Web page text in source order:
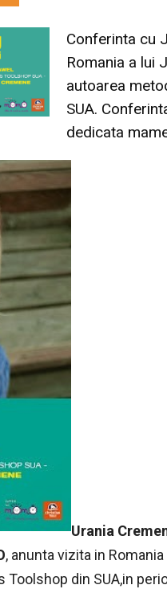
Conferinta cu
Romania a lui
autoarea
SUA.
dedicata
Urania
, anunta vizita in Romania
Toolshop din SUA,in